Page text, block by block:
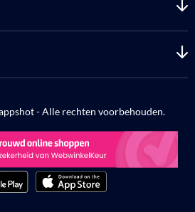
- Alle rechten voorbehouden.